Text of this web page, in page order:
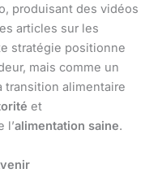
produisant des vidéos
articles sur les
stratégie positionne
mais comme un
transition alimentaire
et
l’alimentation saine.